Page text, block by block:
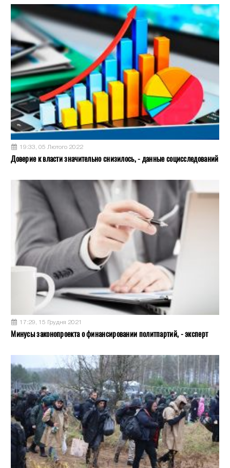
19:33, 05 Лютого 2022
Доверие к власти значительно снизилось, - данные социсследований
17:29, 15 Грудня 2021
Минусы законопроекта о финансировании политпартий, - эксперт